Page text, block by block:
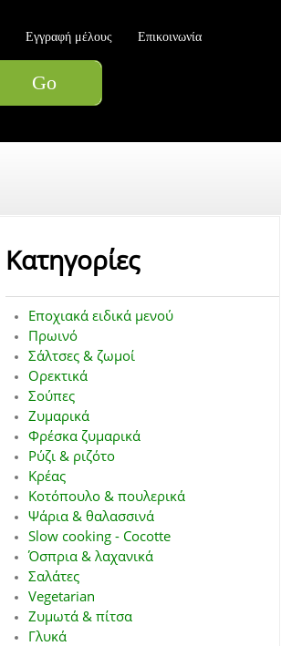
Εγγραφή μέλους Επικοινωνία
Κατηγορίες
Εποχιακά ειδικά μενού
Πρωινό
Σάλτσες & ζωμοί
Ορεκτικά
Σούπες
Ζυμαρικά
Φρέσκα ζυμαρικά
Ρύζι & ριζότο
Κρέας
Κοτόπουλο & πουλερικά
Ψάρια & θαλασσινά
Slow cooking - Cocotte
Όσπρια & λαχανικά
Σαλάτες
Vegetarian
Ζυμωτά & πίτσα
Γλυκά